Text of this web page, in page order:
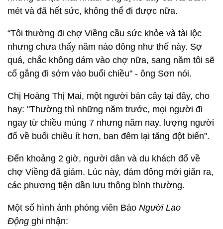
mét và đã hết sức, không thể đi được nữa.
“Tôi thường đi chợ Viềng cầu sức khỏe và tài lộc
nhưng chưa thấy năm nào đông như thế này. Sợ
quá, chắc không dám vào chợ nữa, sang năm tôi sẽ
cố gắng đi sớm vào buổi chiều” - ông Sơn nói.
Chị Hoàng Thị Mai, một người bán cây tại đây, cho
hay: "Thường thì những năm trước, mọi người đi
ngay từ chiều mùng 7 nhưng năm nay, lượng người
đổ về buổi chiều ít hơn, ban đêm lại tăng đột biến".
Đến khoảng 2 giờ, người dân và du khách đổ về
chợ Viềng đã giảm. Lúc này, đám đông mới giãn ra,
các phương tiện dần lưu thông bình thường.
Một số hình ảnh phóng viên Báo Người Lao
Động ghi nhận: